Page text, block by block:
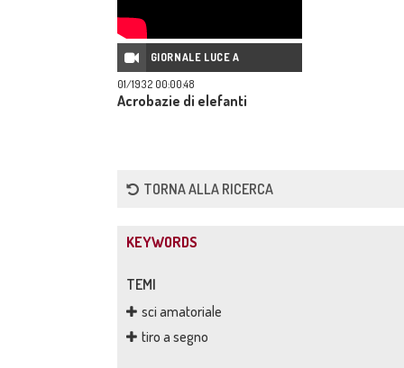
GIORNALE LUCE A
01/1932 00:00:48
Acrobazie di elefanti
TORNA ALLA RICERCA
KEYWORDS
TEMI
sci amatoriale
tiro a segno